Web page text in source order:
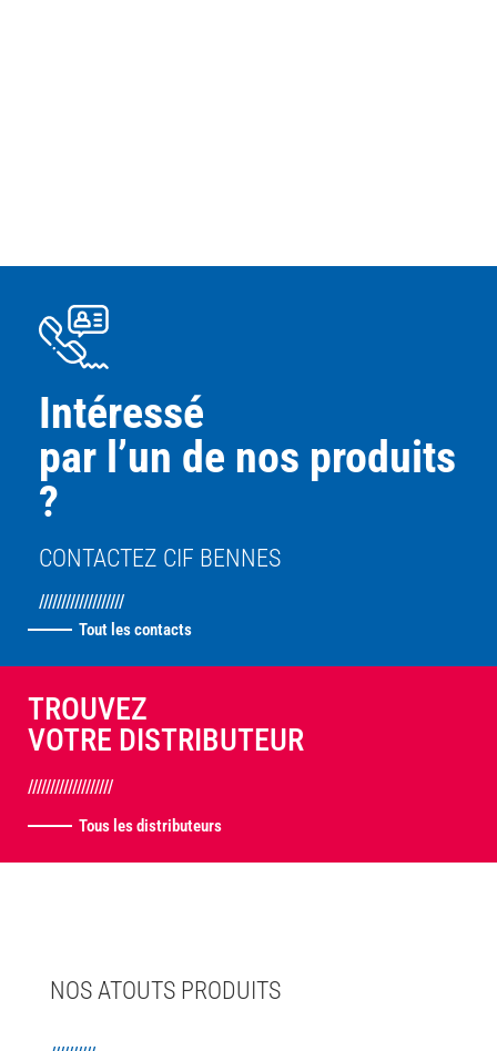
Intéressé
par l’un de nos produits
?
CONTACTEZ CIF BENNES
///////////////////
Tout les contacts
TROUVEZ
VOTRE DISTRIBUTEUR
///////////////////
Tous les distributeurs
NOS ATOUTS PRODUITS